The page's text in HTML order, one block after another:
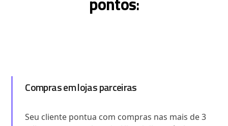
Compras em lojas parceiras
Seu cliente pontua com compras nas mais de 3